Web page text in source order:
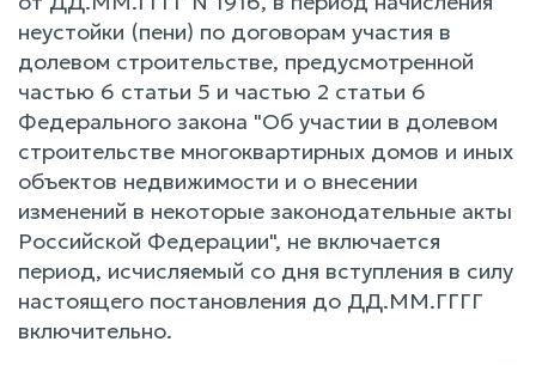
неустойки (пени) по договорам участия в
долевом строительстве, предусмотренной
частью 6 статьи 5 и частью 2 статьи 6
Федерального закона "Об участии в долевом
строительстве многоквартирных домов и иных
объектов недвижимости и о внесении
изменений в некоторые законодательные акты
Российской Федерации", не включается
период, исчисляемый со дня вступления в силу
настоящего постановления до ДД.ММ.ГГГГ
включительно.